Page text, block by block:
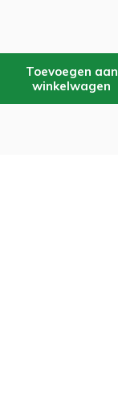
Toevoegen aan
winkelwagen